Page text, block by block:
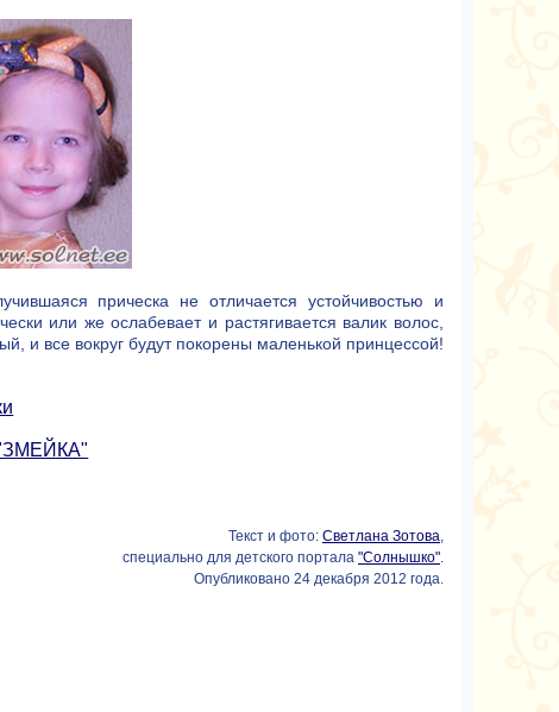
прическа не отличается устойчивостью и
или же ослабевает и растягивается валик волос,
и все вокруг будут покорены маленькой принцессой!
"ЗМЕЙКА"
Текст и фото: Светлана Зотова,
специально для детского портала "Солнышко".
Опубликовано 24 декабря 2012 года.